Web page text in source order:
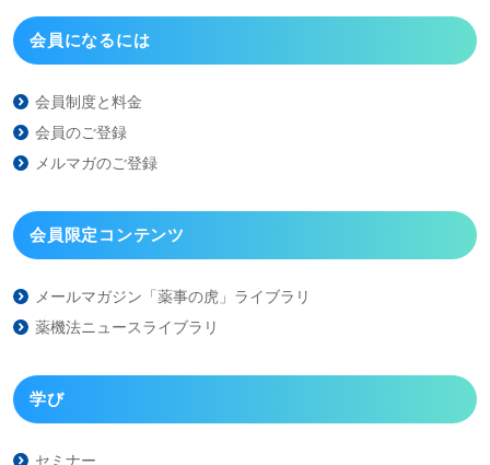
会員になるには
会員制度と料金
会員のご登録
メルマガのご登録
会員限定コンテンツ
メールマガジン「薬事の虎」 ライブラリ
薬機法ニュースライブラリ
学び
セミナー